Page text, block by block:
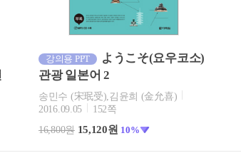
강의용 PPT
ようこそ(요우코소)
관광 일본어 2
송민수 (宋珉受),김윤희 (金允喜)
2016.09.05
152쪽
16,800원 15,120원 10%